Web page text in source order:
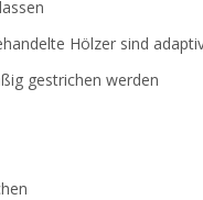
Hölzer sind
gestrichen werden